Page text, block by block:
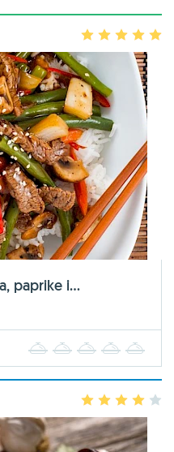
2 3 4
paprike i...
2 3 4
2 3 4